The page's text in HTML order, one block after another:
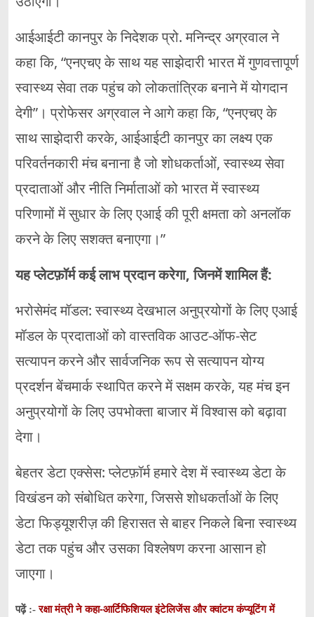
आईआईटी कानपुर के निदेशक प्रो. मनिन्द्र अग्रवाल ने
कहा कि, “एनएचए के साथ यह साझेदारी भारत में गुणवत्तापूर्ण
स्वास्थ्य सेवा तक पहुंच को लोकतांत्रिक बनाने में योगदान
देगी”। प्रोफेसर अग्रवाल ने आगे कहा कि, “एनएचए के
साथ साझेदारी करके, आईआईटी कानपुर का लक्ष्य एक
परिवर्तनकारी मंच बनाना है जो शोधकर्ताओं, स्वास्थ्य सेवा
प्रदाताओं और नीति निर्माताओं को भारत में स्वास्थ्य
परिणामों में सुधार के लिए एआई की पूरी क्षमता को अनलॉक
करने के लिए सशक्त बनाएगा।”
यह प्लेटफ़ॉर्म कई लाभ प्रदान करेगा,जिनमें शामिल हैं:
भरोसेमंद मॉडल: स्वास्थ्य देखभाल अनुप्रयोगों के लिए एआई
मॉडल के प्रदाताओं को वास्तविक आउट-ऑफ-सेट
सत्यापन करने और सार्वजनिक रूप से सत्यापन योग्य
प्रदर्शन बेंचमार्क स्थापित करने में सक्षम करके, यह मंच इन
अनुप्रयोगों के लिए उपभोक्ता बाजार में विश्वास को बढ़ावा
देगा।
बेहतर डेटा एक्सेस: प्लेटफ़ॉर्म हमारे देश में स्वास्थ्य डेटा के
विखंडन को संबोधित करेगा, जिससे शोधकर्ताओं के लिए
डेटा फिड्यूशरीज़ की हिरासत से बाहर निकले बिना स्वास्थ्य
डेटा तक पहुंच और उसका विश्लेषण करना आसान हो
जाएगा।
पढ़ें :-रक्षा मंत्री ने कहा-आर्टिफिशियल इंटेलिजेंस और क्वांटम कंप्यूटिंग में